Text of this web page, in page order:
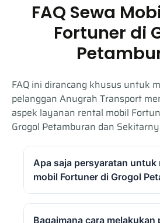
FAQ Sewa
Fortuner di
FAQ ini dirancang khusus untuk
pelanggan Anugrah Transport
aspek layanan rental mobil
Grogol Petamburan dan
Apa saja persyaratan untuk
mobil Fortuner di Grogol
Bagaimana cara melakukan